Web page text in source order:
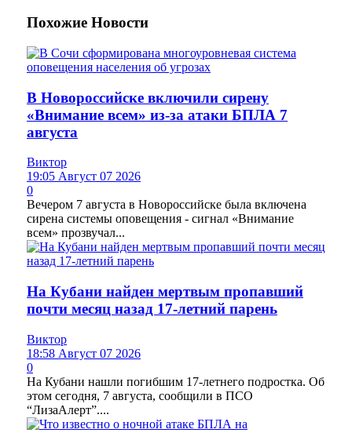
Похожие Новости
В Новороссийске включили сирену
«Внимание всем» из-за атаки БПЛА 7
августа
Виктор
19:05 Август 07 2026
0
Вечером 7 августа в Новороссийске была включена
сирена системы оповещения - сигнал «Внимание
всем» прозвучал...
На Кубани найден мертвым пропавший
почти месяц назад 17-летний парень
Виктор
18:58 Август 07 2026
0
На Кубани нашли погибшим 17-летнего подростка. Об
этом сегодня, 7 августа, сообщили в ПСО
“ЛизаАлерт”....